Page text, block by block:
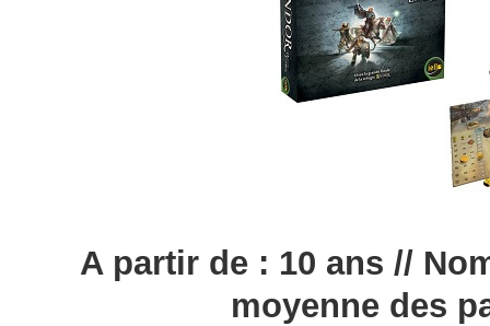
A partir de : 10 ans //
moyenne des